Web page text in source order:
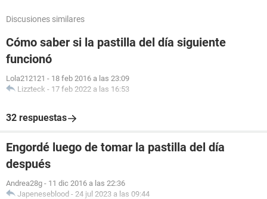
Discusiones similares
Cómo saber si la pastilla del día siguiente
funcionó
Lola212121 - 18 feb 2016 a las 23:09
Lizzteck - 17 feb 2022 a las 16:53
32 respuestas
Engordé luego de tomar la pastilla del día
después
Andrea28g - 11 dic 2016 a las 22:36
Japeneseblood - 24 jul 2023 a las 09:44